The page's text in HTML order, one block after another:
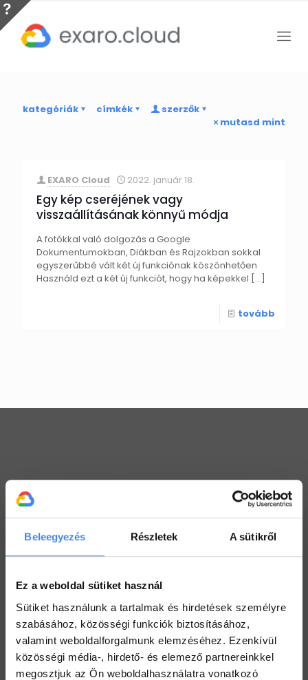
Beleegyezés Részletek A sütikről
Ez a weboldal sütiket használ
Sütiket használunk a tartalmak és hirdetések személyre
szabásához, közösségi funkciók biztosításához,
valamint weboldalforgalmunk elemzéséhez. Ezenkívül
közösségi média-, hirdető- és elemező partnereinkkel
megosztjuk az Ön weboldalhasználatra vonatkozó
kategóriák címkék
szerzők
mutasd mint
EXARO Cloud 2022. január 18.
Egy kép cseréjének vagy
visszaállításának könnyű módja
A fotókkal való dolgozás a Google
Dokumentumokban, Diákban és Rajzokban sokkal
egyszerűbbé vált két új funkciónak köszönhetően
Használd ezt a két új funkciót, hogy ha képekkel […]
tovább
Workspace praktikák
Értekezlet szervezése emailen keresztül
2022. július 19.
Hogyan tarts minden Gmail mappát szem előtt?
2022. július 18.